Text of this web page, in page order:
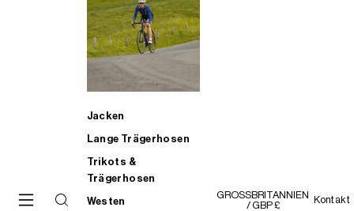
Jacken
Lange Trägerhosen
Trikots &
Trägerhosen
Westen
GROSSBRITANNIEN
/ GBP £
Kontakt